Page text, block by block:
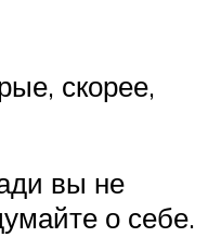
скорее,
вы не
о себе.